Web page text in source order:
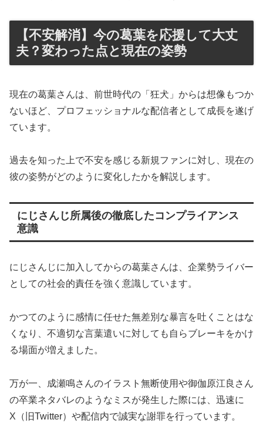
【不安解消】今の葛葉を応援して大丈
夫？変わった点と現在の姿勢
現在の葛葉さんは、前世時代の「狂犬」からは想像もつか
ないほど、プロフェッショナルな配信者として成長を遂げ
ています。
過去を知った上で不安を感じる新規ファンに対し、現在の
彼の姿勢がどのように変化したかを解説します。
にじさんじ所属後の徹底したコンプライアンス
意識
にじさんじに加入してからの葛葉さんは、企業勢ライバー
としての社会的責任を強く意識しています。
かつてのように感情に任せた無差別な暴言を吐くことはな
くなり、不適切な言葉遣いに対しても自らブレーキをかけ
る場面が増えました。
万が一、成瀬鳴さんのイラスト無断使用や御伽原江良さん
の卒業ネタバレのようなミスが発生した際には、迅速に
X（旧Twitter）や配信内で誠実な謝罪を行っています。